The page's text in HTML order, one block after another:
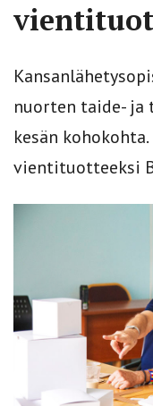
nuorten taide-
kesän
vientituotteeksi